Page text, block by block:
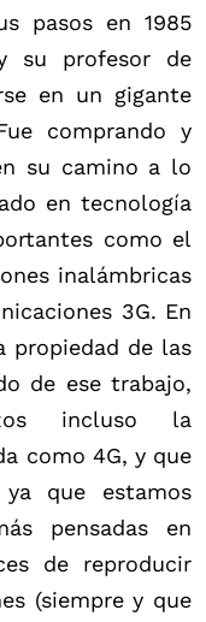
pasos en 1985
su profesor de
en un gigante
comprando y
su camino a lo
en tecnología
como el
inalámbricas
3G. En
propiedad de las
de ese trabajo,
incluso la
como 4G, y que
que estamos
pensadas en
de reproducir
(siempre y que